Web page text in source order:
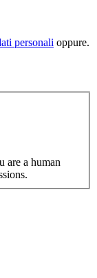
personali oppure.
are a human